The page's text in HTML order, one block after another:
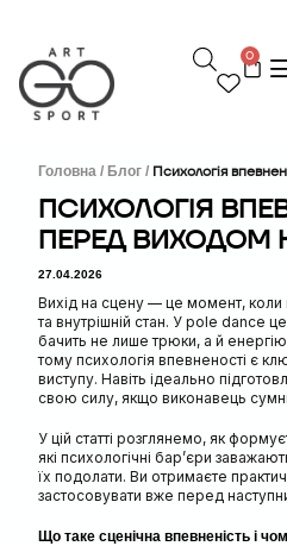
р
е
й
0
Головна / Блог / Психологія
ПСИХОЛОГІЯ
ПЕРЕД ВИХОДОМ
27.04.2026
Вихід на сцену — це момент, коли
та внутрішній стан. У pole dance
бачить не лише трюки, а й
тому психологія впевненості є
виступу. Навіть ідеально
свою силу, якщо виконавець
У цій статті розглянемо, як
які психологічні бар’єри
їх подолати. Ви отримаєте
застосовувати вже перед
Що таке сценічна впевненість і